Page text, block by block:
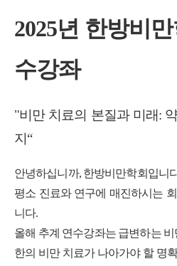
2025년 한방비
수강좌
"비만 치료의 본질과 미래:
지“
안녕하십니까, 한방비만학회입니
평소 진료와 연구에 매진하시는
니다.
올해 추계 연수강좌는 급변하는
한의 비만 치료가 나아가야 할 명